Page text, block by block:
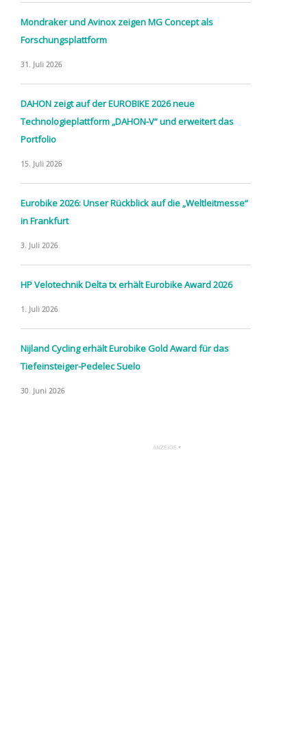
Mondraker und Avinox zeigen MG Concept als
Forschungsplattform
31. Juli 2026
DAHON zeigt auf der EUROBIKE 2026 neue
Technologieplattform „DAHON-V“ und erweitert das
Portfolio
15. Juli 2026
Eurobike 2026: Unser Rückblick auf die „Weltleitmesse“
in Frankfurt
3. Juli 2026
HP Velotechnik Delta tx erhält Eurobike Award 2026
1. Juli 2026
Nijland Cycling erhält Eurobike Gold Award für das
Tiefeinsteiger-Pedelec Suelo
30. Juni 2026